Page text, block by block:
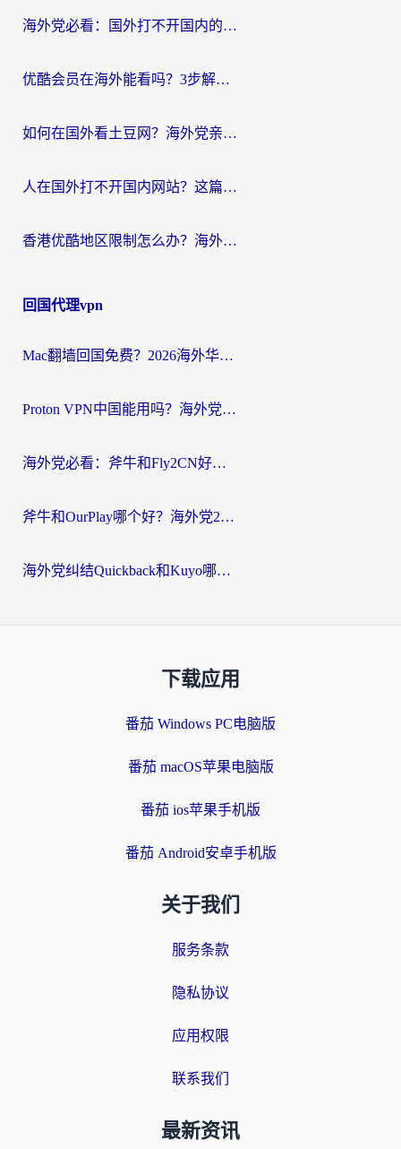
海外党必看：国外打不开国内的app怎么办？3步解决你的乡愁
优酷会员在海外能看吗？3步解决海外追剧难题，附实测好用加速器推荐
如何在国外看土豆网？海外党亲测有效的追剧加速器选择指南
人在国外打不开国内网站？这篇攻略帮你无缝解锁国内资源（附交管12123使用技巧）
香港优酷地区限制怎么办？海外党亲测有效的追剧解决方案
回国代理vpn
Mac翻墙回国免费？2026海外华人亲测：从CCTV5直播到国内APP，这样选加速器才靠谱
Proton VPN中国能用吗？海外党选回国加速器的避坑指南（附番茄加速器实测）
海外党必看：斧牛和Fly2CN好用吗？3招教你选对回国加速器（附免费试用攻略）
斧牛和OurPlay哪个好？海外党2026亲测：选对加速器，国内资源秒加载
海外党纠结Quickback和Kuyo哪个好？选对回国加速器才能无缝刷国内资源
下载应用
番茄 Windows PC电脑版
番茄 macOS苹果电脑版
番茄 ios苹果手机版
番茄 Android安卓手机版
关于我们
服务条款
隐私协议
应用权限
联系我们
最新资讯